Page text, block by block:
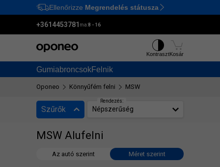
Ctrl M
Ellenőrizze Megrendelés státusza
+3614453781 ma:8 - 16
GumiabroncsokFelnik
KontrasztKosár
Oponeo Könnyűfém felni MSW
Szűrők
MSW Alufelni
Az autó szerint Méret szerint
Rendezés:
Népszerűség